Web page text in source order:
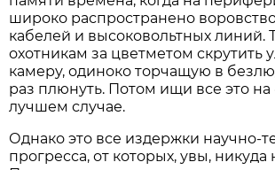
широко распространено
кабелей и высоковольтных линий.
охотникам за цветметом скрутить
камеру, одиноко торчащую в
раз плюнуть. Потом ищи все это на
лучшем случае.
Однако это все издержки научно-
прогресса, от которых, увы, никуда